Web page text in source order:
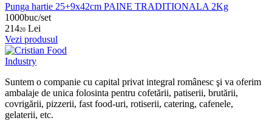
Punga hartie 25+9x42cm PAINE TRADITIONALA 2Kg
1000buc/set
21420 Lei
Vezi produsul
Suntem o companie cu capital privat integral românesc şi va oferim
ambalaje de unica folosinta pentru cofetării, patiserii, brutării,
covrigării, pizzerii, fast food-uri, rotiserii, catering, cafenele,
gelaterii, etc.